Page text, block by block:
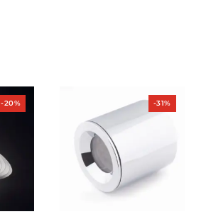
-20%Produkt
im
-31%Produkt
im